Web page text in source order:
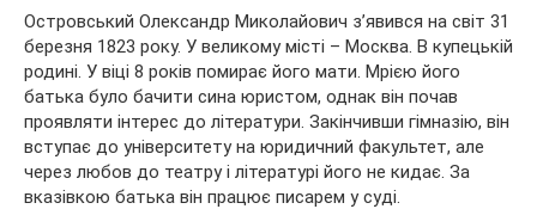
Островський Олександр Миколайович з’явився на світ 31
березня 1823 року. У великому місті – Москва. В купецькій
родині. У віці 8 років помирає його мати. Мрією його
батька було бачити сина юристом, однак він почав
проявляти інтерес до літератури. Закінчивши гімназію, він
вступає до університету на юридичний факультет, але
через любов до театру і літературі його не кидає. За
вказівкою батька він працює писарем у суді.